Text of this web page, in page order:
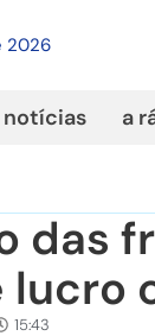
2026
a
das
lucro
15:43